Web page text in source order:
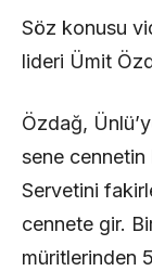
Söz konusu
lideri Ümit
Özdağ,
sene cennetin
Servetini
cennete gir.
müritlerinden